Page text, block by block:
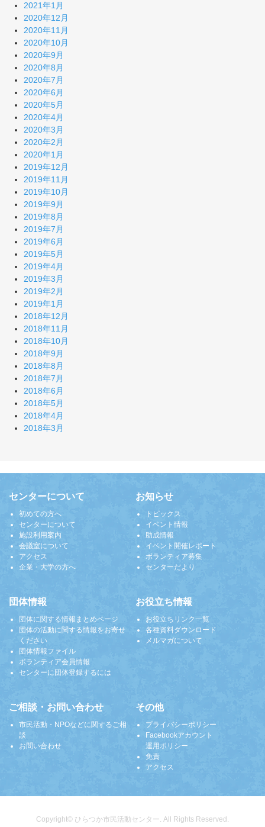
2021年1月
2020年12月
2020年11月
2020年10月
2020年9月
2020年8月
2020年7月
2020年6月
2020年5月
2020年4月
2020年3月
2020年2月
2020年1月
2019年12月
2019年11月
2019年10月
2019年9月
2019年8月
2019年7月
2019年6月
2019年5月
2019年4月
2019年3月
2019年2月
2019年1月
2018年12月
2018年11月
2018年10月
2018年9月
2018年8月
2018年7月
2018年6月
2018年5月
2018年4月
2018年3月
センターについて
初めての方へ
センターについて
施設利用案内
会議室について
アクセス
企業・大学の方へ
お知らせ
トピックス
イベント情報
助成情報
イベント開催レポート
ボランティア募集
センターだより
団体情報
団体に関する情報まとめページ
団体の活動に関する情報をお寄せ
ください
団体情報ファイル
ボランティア会員情報
センターに団体登録するには
お役立ち情報
お役立ちリンク一覧
各種資料ダウンロード
メルマガについて
ご相談・お問い合わせ
市民活動・NPOなどに関するご相
談
お問い合わせ
その他
プライバシーポリシー
Facebookアカウント
運用ポリシー
免責
アクセス
Copyright© ひらつか市民活動センター. All Rights Reserved.